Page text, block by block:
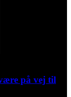
på vej til